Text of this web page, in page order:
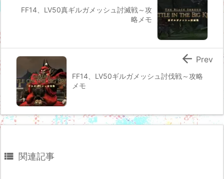
FF14、LV50真ギルガメッシュ討滅戦～攻
略メモ
FF14、LV50ギルガメッシュ討伐戦～攻略
メモ
 Prev
 関連記事